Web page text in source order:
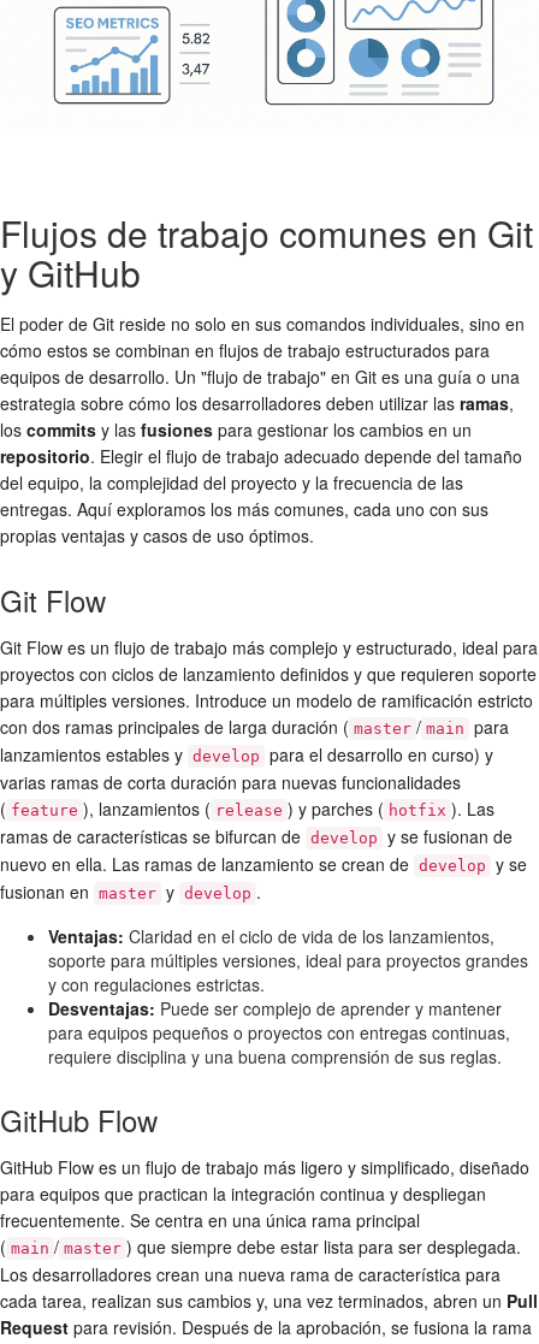
Flujos de trabajo comunes en Git
y GitHub
El poder de Git reside no solo en sus comandos individuales, sino en
cómo estos se combinan en flujos de trabajo estructurados para
equipos de desarrollo. Un "flujo de trabajo" en Git es una guía o una
estrategia sobre cómo los desarrolladores deben utilizar las ramas,
los commits y las fusiones para gestionar los cambios en un
repositorio. Elegir el flujo de trabajo adecuado depende del tamaño
del equipo, la complejidad del proyecto y la frecuencia de las
entregas. Aquí exploramos los más comunes, cada uno con sus
propias ventajas y casos de uso óptimos.
Git Flow
Git Flow es un flujo de trabajo más complejo y estructurado, ideal para
proyectos con ciclos de lanzamiento definidos y que requieren soporte
para múltiples versiones. Introduce un modelo de ramificación estricto
con dos ramas principales de larga duración ( master / main para
lanzamientos estables y develop para el desarrollo en curso) y
varias ramas de corta duración para nuevas funcionalidades
( feature ), lanzamientos ( release ) y parches ( hotfix ). Las
ramas de características se bifurcan de develop y se fusionan de
nuevo en ella. Las ramas de lanzamiento se crean de develop y se
fusionan en master y develop .
Ventajas: Claridad en el ciclo de vida de los lanzamientos,
soporte para múltiples versiones, ideal para proyectos grandes
y con regulaciones estrictas.
Desventajas: Puede ser complejo de aprender y mantener
para equipos pequeños o proyectos con entregas continuas,
requiere disciplina y una buena comprensión de sus reglas.
GitHub Flow
GitHub Flow es un flujo de trabajo más ligero y simplificado, diseñado
para equipos que practican la integración continua y despliegan
frecuentemente. Se centra en una única rama principal
( main / master ) que siempre debe estar lista para ser desplegada.
Los desarrolladores crean una nueva rama de característica para
cada tarea, realizan sus cambios y, una vez terminados, abren un Pull
Request para revisión. Después de la aprobación, se fusiona la rama